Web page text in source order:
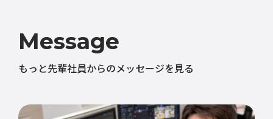
Message
もっと先輩社員からのメッセージを見る